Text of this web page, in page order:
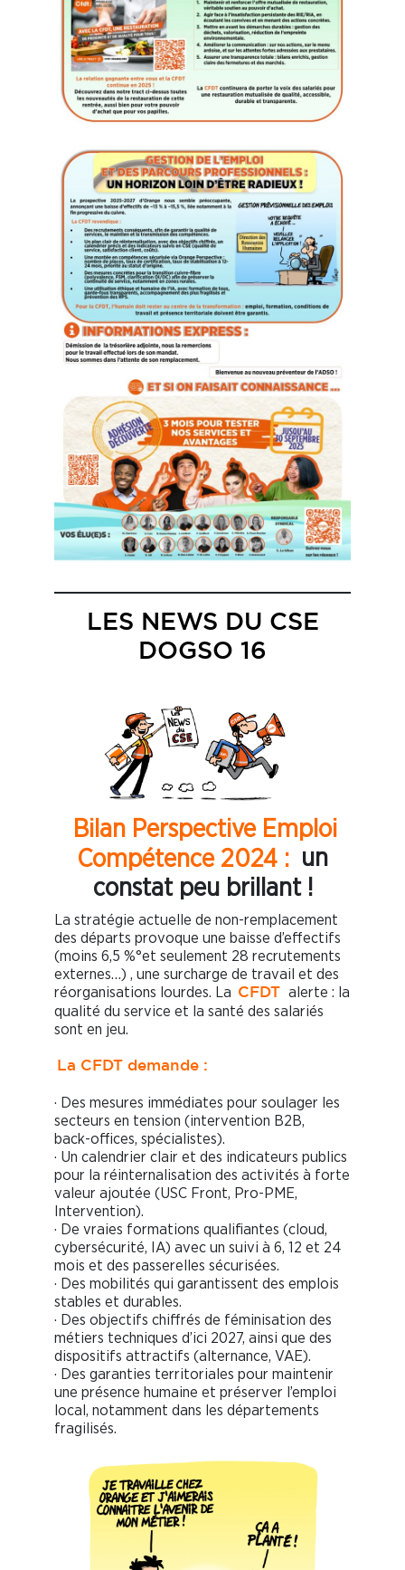
LES NEWS DU CSE
DOGSO 16
Bilan Perspective Emploi
Compétence 2024 : un
constat peu brillant !
La stratégie actuelle de non-remplacement
des départs provoque une baisse d’effectifs
(moins 6,5 %°et seulement 28 recrutements
externes…) , une surcharge de travail et des
réorganisations lourdes. La CFDT
alerte : la
qualité du service et la santé des salariés
sont en jeu.
La CFDT demande :
· Des mesures immédiates pour soulager les
secteurs en tension (intervention B2B,
back-offices, spécialistes).
· Un calendrier clair et des indicateurs publics
pour la réinternalisation des activités à forte
valeur ajoutée (USC Front, Pro-PME,
Intervention).
· De vraies formations qualifiantes (cloud,
cybersécurité, IA) avec un suivi à 6, 12 et 24
mois et des passerelles sécurisées.
· Des mobilités qui garantissent des emplois
stables et durables.
· Des objectifs chiffrés de féminisation des
métiers techniques d’ici 2027, ainsi que des
dispositifs attractifs (alternance, VAE).
· Des garanties territoriales pour maintenir
une présence humaine et préserver l’emploi
local, notamment dans les départements
fragilisés.